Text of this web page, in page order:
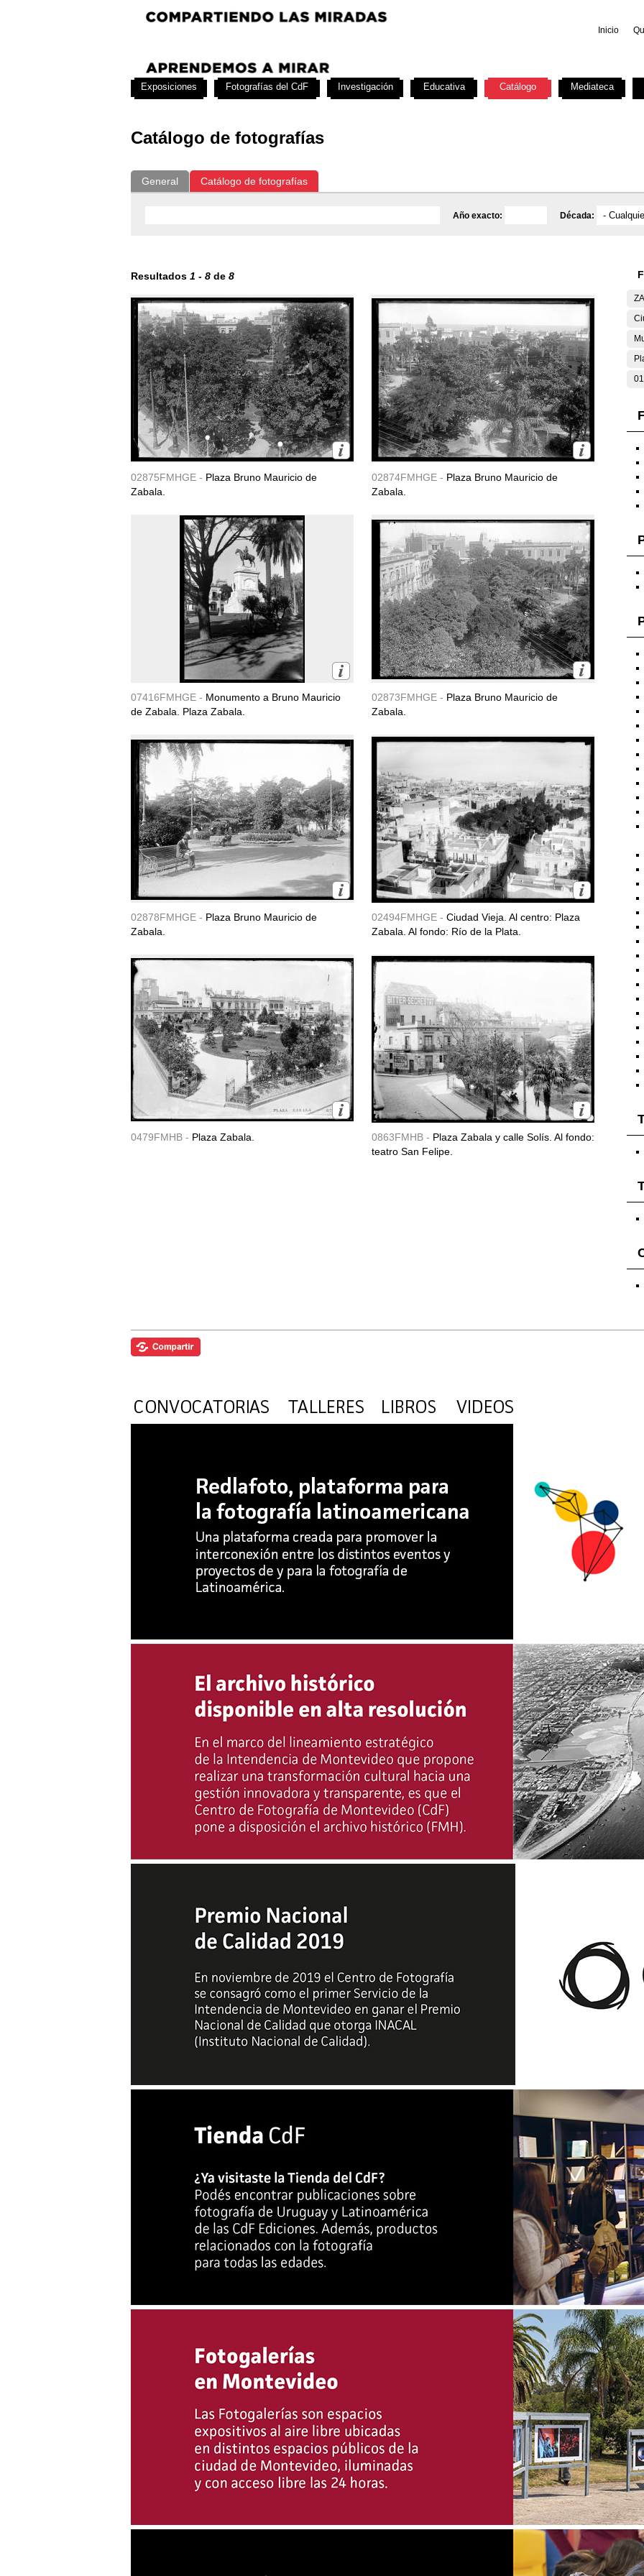
Inicio
Catálogo de fotografías
General Catálogo de fotografías
Año exacto: Década:
Resultados 1 - 8 de 8
02875FMHGE - Plaza Bruno Mauricio de
Zabala.
02874FMHGE - Plaza Bruno Mauricio de
Zabala.
07416FMHGE - Monumento a Bruno Mauricio
de Zabala. Plaza Zabala.
02873FMHGE - Plaza Bruno Mauricio de
Zabala.
02878FMHGE - Plaza Bruno Mauricio de
Zabala.
02494FMHGE - Ciudad Vieja. Al centro: Plaza
Zabala. Al fondo: Río de la Plata.
0479FMHB - Plaza Zabala. 0863FMHB - Plaza Zabala y calle Solís. Al fondo:
teatro San Felipe.
01
Exposiciones Fotografías del CdF Investigación Educativa Catálogo Mediateca